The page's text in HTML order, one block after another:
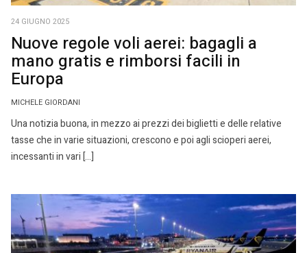
24 GIUGNO 2025
Nuove regole voli aerei: bagagli a
mano gratis e rimborsi facili in
Europa
MICHELE GIORDANI
Una notizia buona, in mezzo ai prezzi dei biglietti e delle relative
tasse che in varie situazioni, crescono e poi agli scioperi aerei,
incessanti in vari […]